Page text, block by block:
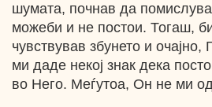
шумата, почнав да
можеби и не постои. Тогаш,
чувствував збунето и
ми даде некој знак дека
во Него. Меѓутоа, Он не ми